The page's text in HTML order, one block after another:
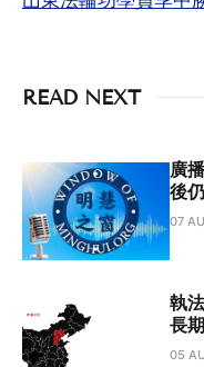
READ NEXT
廣
後
07
執
長
05